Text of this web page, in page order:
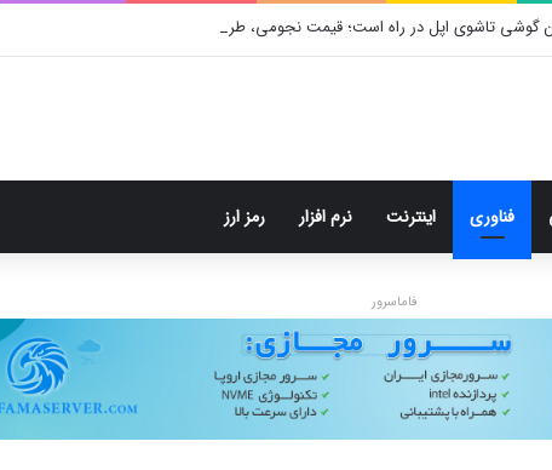
گوشی تاشوی اپل در راه است؛ قیمت نجومی، طراحی متفاوت و زمان رونمایی احتمالی
فناوری اینترنت نرم افزار رمز ارز
فاماسرور